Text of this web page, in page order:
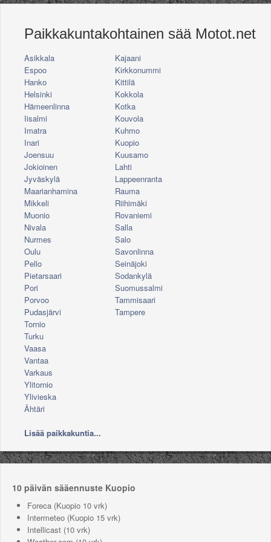
Paikkakuntakohtainen sää Motot.net
Asikkala
Espoo
Hanko
Helsinki
Hämeenlinna
Iisalmi
Imatra
Inari
Joensuu
Jokioinen
Jyväskylä
Kajaani
Kirkkonummi
Kittilä
Kokkola
Kotka
Kouvola
Kuhmo
Kuopio
Kuusamo
Lahti
Lappeenranta
Maarianhamina
Mikkeli
Muonio
Nivala
Nurmes
Oulu
Pello
Pietarsaari
Pori
Porvoo
Pudasjärvi
Rauma
Riihimäki
Rovaniemi
Salla
Salo
Savonlinna
Seinäjoki
Sodankylä
Suomussalmi
Tammisaari
Tampere
Tornio
Turku
Vaasa
Vantaa
Varkaus
Ylitornio
Ylivieska
Ähtäri
Lisää paikkakuntia...
10 päivän sääennuste Kuopio
Foreca (Kuopio 10 vrk)
Intermeteo (Kuopio 15 vrk)
Intellicast (10 vrk)